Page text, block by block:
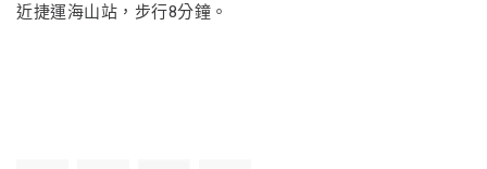
近捷運海山站，步行8分鐘。